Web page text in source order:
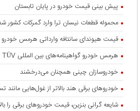
پیش بینی قیمت خودرو در پایان تابستان
محموله قطعات نیسان ترا وارد گمرکات کشور
قیمت هیوندای سانتافه وارداتی هرمس خودرو
هرمس خودرو گواهینامه‌های بین المللی TÜV را دریافت کرد
خودروسازان چینی همچنان می‌درخشند
خودروهای برقی هند بالاتر از غول‌هایی مانند
شایعه گرانی بنزین، قیمت خودروهای برقی را